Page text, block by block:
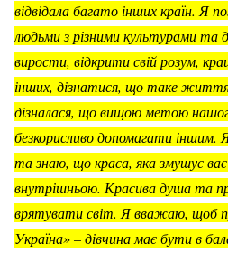
відвідала багато інших країн. Я
людьми з різними культурами та
вирости, відкрити свій розум,
інших, дізнатися, що таке
дізналася, що вищою метою
безкорисливо допомагати іншим.
та знаю, що краса, яка змушує
внутрішньою. Красива душа та
врятувати світ. Я вважаю, щоб
Україна» – дівчина має бути в